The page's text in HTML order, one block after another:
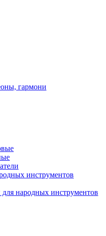
гармони
инструментов
народных инструментов